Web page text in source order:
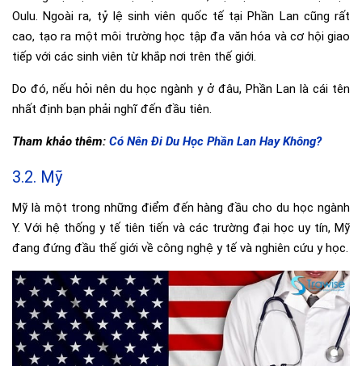
Oulu. Ngoài ra, tỷ lệ sinh viên quốc tế tại Phần Lan cũng rất
cao, tạo ra một môi trường học tập đa văn hóa và cơ hội giao
tiếp với các sinh viên từ khắp nơi trên thế giới.
Do đó, nếu hỏi nên du học ngành y ở đâu, Phần Lan là cái tên
nhất định bạn phải nghĩ đến đầu tiên.
Tham khảo thêm: Có Nên Đi Du Học Phần Lan Hay Không?
3.2. Mỹ
Mỹ là một trong những điểm đến hàng đầu cho du học ngành
Y. Với hệ thống y tế tiên tiến và các trường đại học uy tín, Mỹ
đang đứng đầu thế giới về công nghệ y tế và nghiên cứu y học.